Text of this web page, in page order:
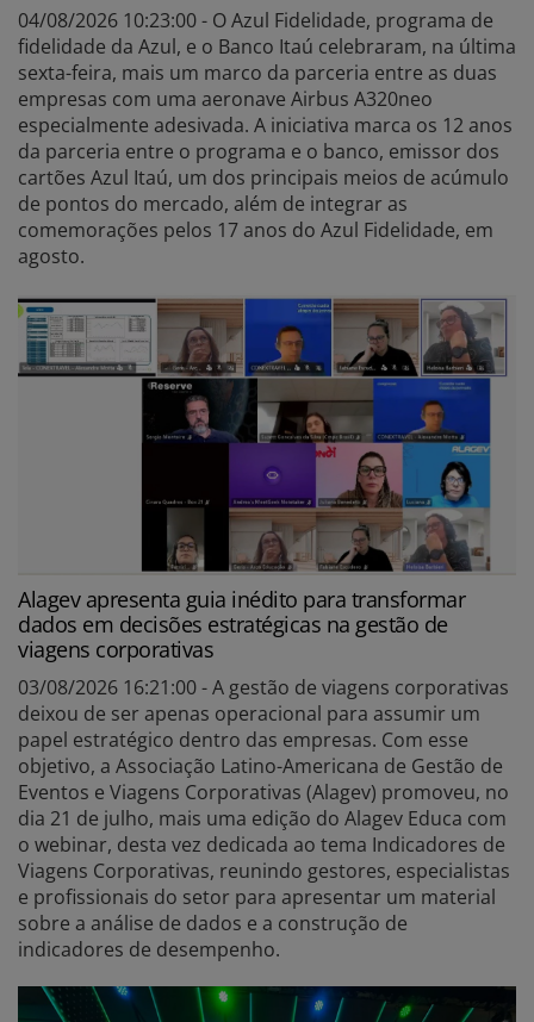
04/08/2026 10:23:00 - O Azul Fidelidade, programa de
fidelidade da Azul, e o Banco Itaú celebraram, na última
sexta-feira, mais um marco da parceria entre as duas
empresas com uma aeronave Airbus A320neo
especialmente adesivada. A iniciativa marca os 12 anos
da parceria entre o programa e o banco, emissor dos
cartões Azul Itaú, um dos principais meios de acúmulo
de pontos do mercado, além de integrar as
comemorações pelos 17 anos do Azul Fidelidade, em
agosto.
Alagev apresenta guia inédito para transformar
dados em decisões estratégicas na gestão de
viagens corporativas
03/08/2026 16:21:00 - A gestão de viagens corporativas
deixou de ser apenas operacional para assumir um
papel estratégico dentro das empresas. Com esse
objetivo, a Associação Latino-Americana de Gestão de
Eventos e Viagens Corporativas (Alagev) promoveu, no
dia 21 de julho, mais uma edição do Alagev Educa com
o webinar, desta vez dedicada ao tema Indicadores de
Viagens Corporativas, reunindo gestores, especialistas
e profissionais do setor para apresentar um material
sobre a análise de dados e a construção de
indicadores de desempenho.